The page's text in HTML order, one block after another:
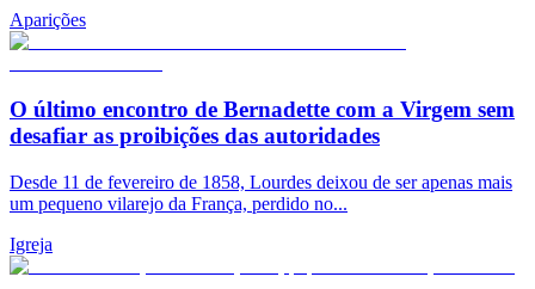
Aparições
O último encontro de Bernadette com a Virgem sem
desafiar as proibições das autoridades
Desde 11 de fevereiro de 1858, Lourdes deixou de ser apenas mais
um pequeno vilarejo da França, perdido no...
Igreja